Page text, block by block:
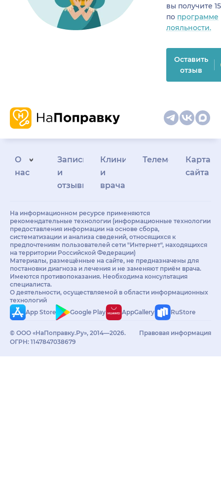
вы получите
по программе
лояльности.
Оставить
отзыв
О
нас
Запись
и
отзывы
Клиникам
и
врачам
Телемедицина
Карта
сайта
На информационном ресурсе применяются
рекомендательные технологии (информационные технологии
предоставления информации на основе сбора,
систематизации и анализа сведений, относящихся к
предпочтениям пользователей сети "Интернет", находящихся
на территории Российской Федерации)
Материалы, размещённые на сайте, не предназначены для
постановки диагноза и лечения и не заменяют приём врача.
Имеются противопоказания. Необходима консультация
специалиста.
О деятельности, осуществляемой в области информационных
технологий
App Store
Google Play AppGallery RuStore
© ООО «НаПоправку.Ру», 2014—2026.
ОГРН: 1147847038679
Правовая информация